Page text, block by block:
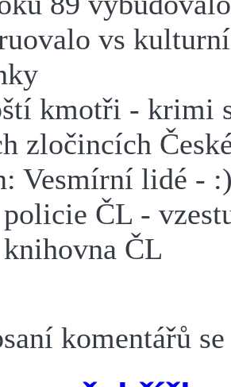
vs kulturní
kmotři - krimi
zločincích
Vesmírní lidé -
ČL -
ČL
komentářů